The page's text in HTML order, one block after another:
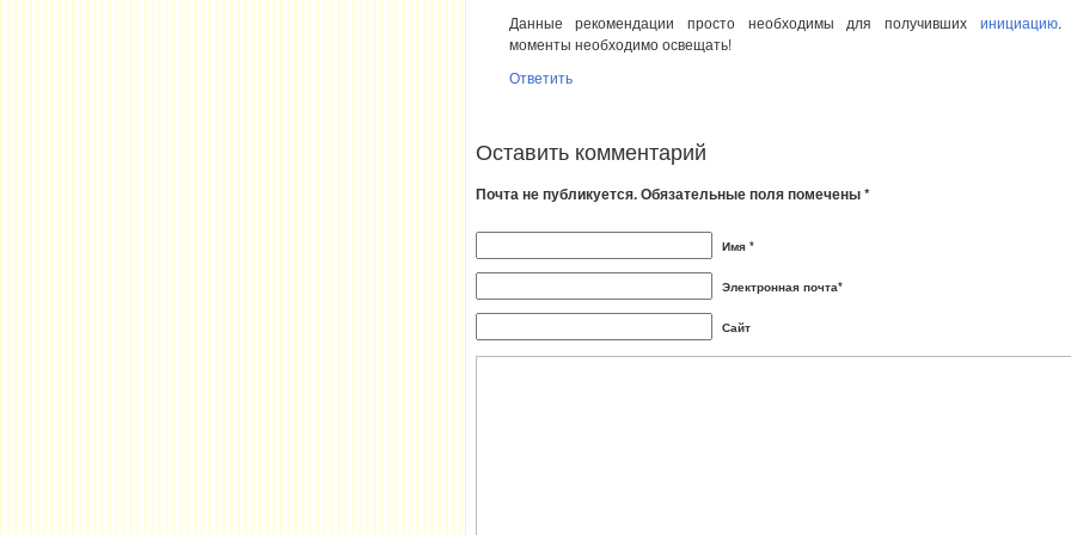
Данные рекомендации просто необходимы для получивших инициацию.
моменты необходимо освещать!
Ответить
Оставить комментарий
Почта не публикуется. Обязательные поля помечены *
Имя *
Электронная почта*
Сайт